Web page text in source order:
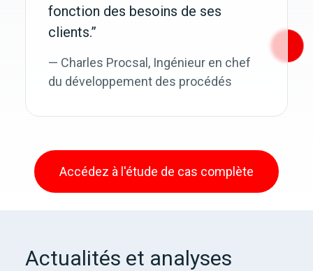
fonction des besoins de ses
clients.”
— Charles Procsal, Ingénieur en chef
du développement des procédés
Accédez à l'étude de cas complète
Actualités et analyses